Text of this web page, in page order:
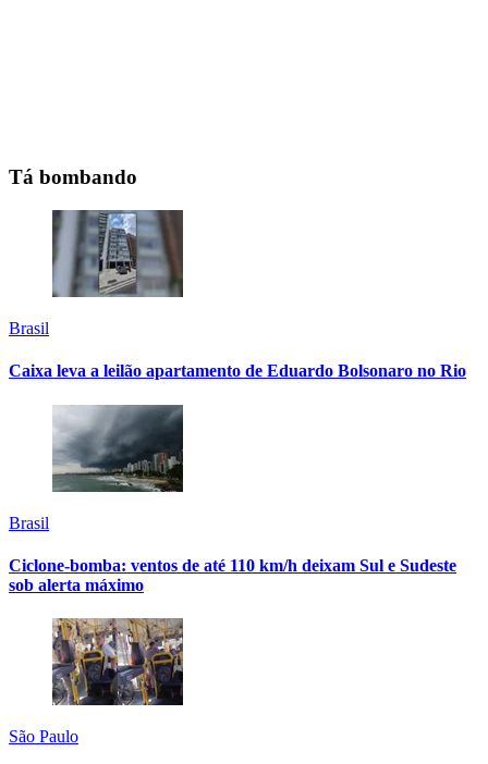
Tá bombando
Brasil
Caixa leva a leilão apartamento de Eduardo Bolsonaro no Rio
Brasil
Ciclone-bomba: ventos de até 110 km/h deixam Sul e Sudeste
sob alerta máximo
São Paulo